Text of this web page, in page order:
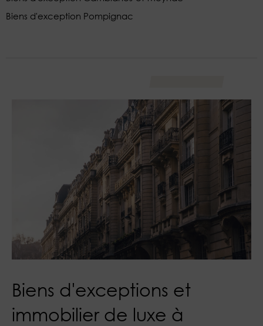
Biens d'exception Pompignac
Biens d'exceptions et
immobilier de luxe à